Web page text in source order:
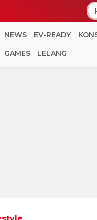
NEWS EV-READY
GAMES LELANG